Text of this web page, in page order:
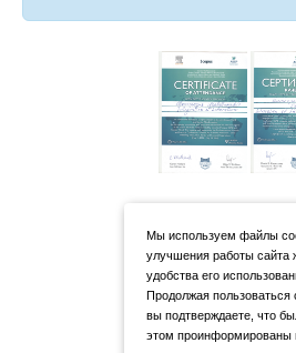
Мы используем файлы
улучшения работы сайта
удобства его
Продолжая пользоваться
вы подтверждаете, что
этом проинформированы